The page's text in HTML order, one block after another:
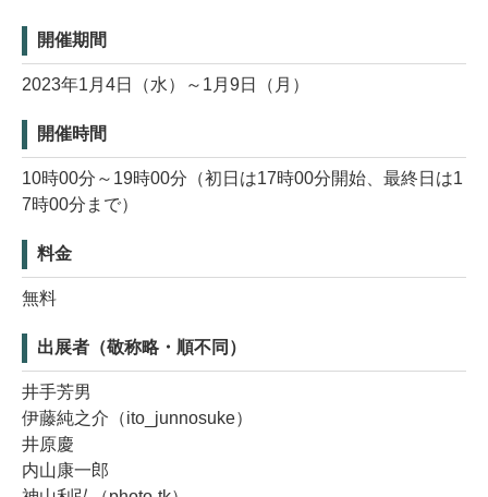
開催期間
2023年1月4日（水）～1月9日（月）
開催時間
10時00分～19時00分（初日は17時00分開始、最終日は1
7時00分まで）
料金
無料
出展者（敬称略・順不同）
井手芳男
伊藤純之介（ito_junnosuke）
井原慶
内山康一郎